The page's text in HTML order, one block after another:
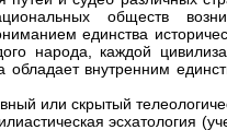
обществ
единства
народа, каждой
внутренним
или скрытый
эсхатология